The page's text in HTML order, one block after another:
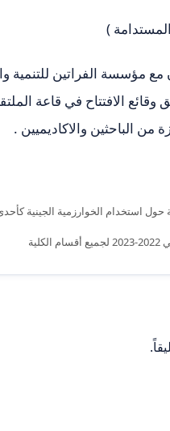
)
مع مؤسسة الفراتين للتنمية
25 / 5 / 2023 اذ ستنطلق وقائع الافتتاح
حول استخدام الخوارزمية الجينية